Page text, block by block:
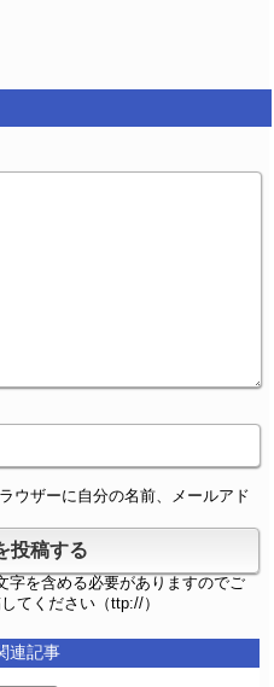
ウザーに自分の名前、メールアド
字を含める必要がありますのでご
てください（ttp://）
連記事